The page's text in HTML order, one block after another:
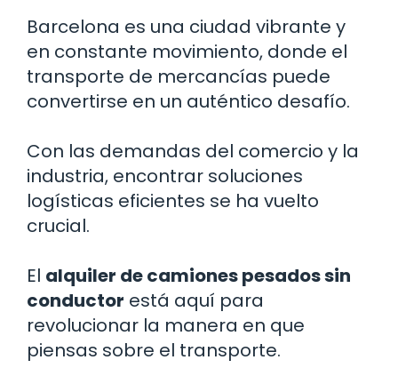
Barcelona es una ciudad vibrante y
en constante movimiento, donde el
transporte de mercancías puede
convertirse en un auténtico desafío.
Con las demandas del comercio y la
industria, encontrar soluciones
logísticas eficientes se ha vuelto
crucial.
El alquiler de camiones pesados sin
conductor está aquí para
revolucionar la manera en que
piensas sobre el transporte.